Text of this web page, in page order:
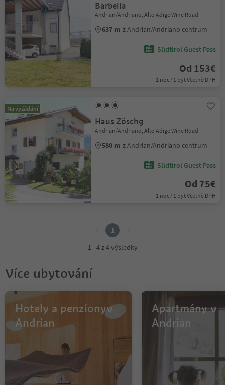
Barbella
Andrian/Andriano, Alto Adige Wine Road
637 m z Andrian/Andriano centrum
Südtirol Guest Pass
Od 153€
1 noc / 1 byt Včetně DPH
Na vyžádání
Haus Zöschg
Andrian/Andriano, Alto Adige Wine Road
580 m z Andrian/Andriano centrum
Südtirol Guest Pass
Od 75€
1 noc / 1 byt Včetně DPH
1
1 - 4 z 4 výsledky
Více ubytování
Hotely a penzionyv
Andrian
Apartmány v
Andrian